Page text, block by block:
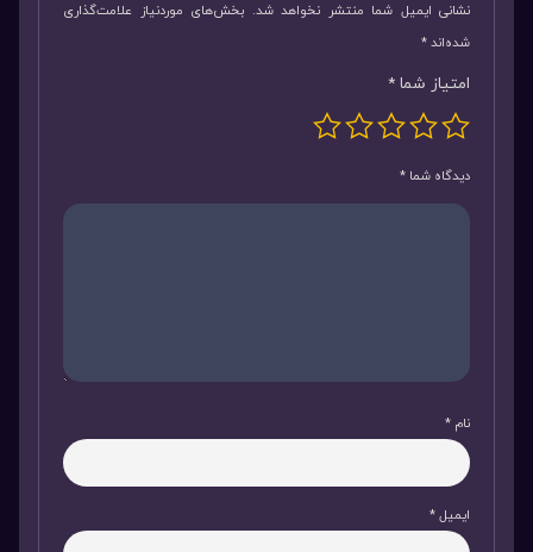
نشانی ایمیل شما منتشر نخواهد شد. بخش‌های موردنیاز علامت‌گذاری
شده‌اند*
امتیاز شما *
دیدگاه شما *
نام *
ایمیل*